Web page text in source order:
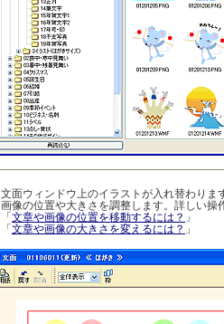
文面ウィンドウ上のイラストが入れ替わりま
画像の位置や大きさを調整します。詳しい
「 文章や画像の位置を移動するには？ 」
「 文章や画像の大きさを変えるには？ 」